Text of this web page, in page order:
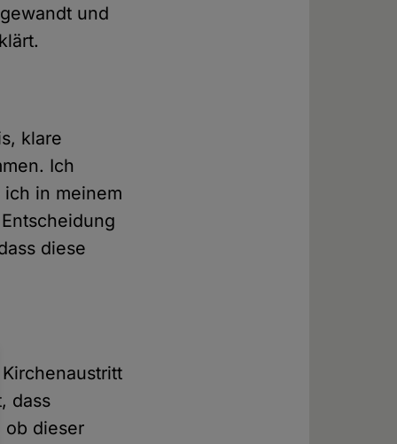
und
klare
Ich
in meinem
diese
dass
ob dieser